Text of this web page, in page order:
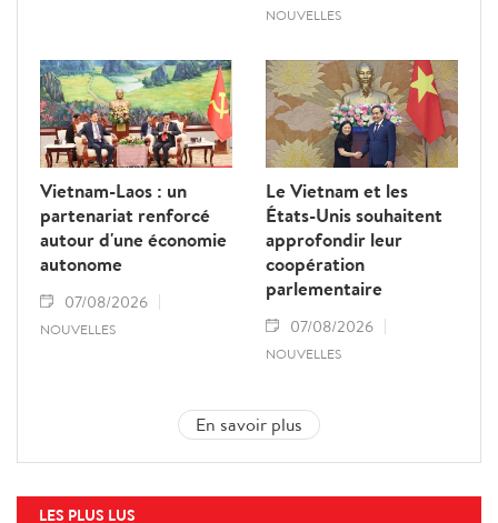
NOUVELLES
Vietnam-Laos : un
partenariat renforcé
autour d'une économie
autonome
07/08/2026
NOUVELLES
Le Vietnam et les
États-Unis souhaitent
approfondir leur
coopération
parlementaire
07/08/2026
NOUVELLES
En savoir plus
LES PLUS LUS